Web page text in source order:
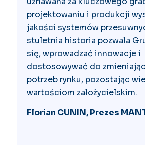
projektowaniu i produkcji
jakości systemów
stuletnia historia pozwala
się, wprowadzać innowacje i
dostosowywać do
potrzeb rynku, pozostając
wartościom założycielskim.
Florian CUNIN, Prezes